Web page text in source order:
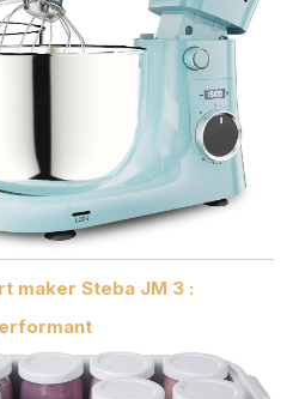
maker Steba JM 3 :